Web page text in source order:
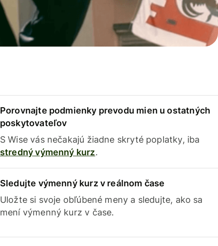
Porovnajte podmienky prevodu mien u ostatných
poskytovateľov
S Wise vás nečakajú žiadne skryté poplatky, iba
stredný výmenný kurz.
Sledujte výmenný kurz v reálnom čase
Uložte si svoje obľúbené meny a sledujte, ako sa
mení výmenný kurz v čase.